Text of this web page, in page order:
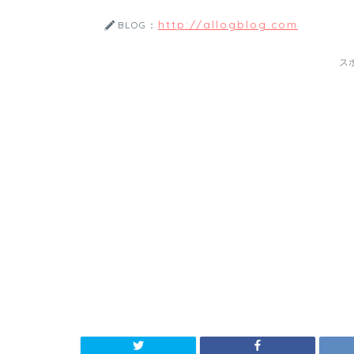
BLOG： http://allogblog.com
ス